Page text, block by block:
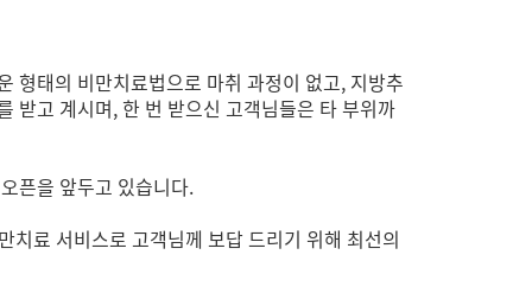
형태의 비만치료법으로 마취 과정이 없고, 지방추
받고 계시며, 한 번 받으신 고객님들은 타 부위까
픈을 앞두고 있습니다.
료 서비스로 고객님께 보답 드리기 위해 최선의